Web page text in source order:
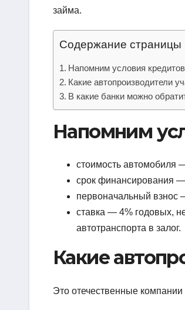
займа.
Содержание страницы
Напомним условия
Какие автопроизводители
В какие банки можно
Напомним
стоимость автомобиля
срок финансирования —
первоначальный взнос
ставка — 4% годовых,
автотранспорта в залог.
Какие
Это отечественные